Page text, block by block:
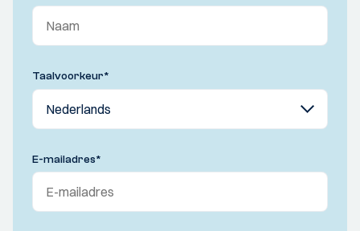
Taalvoorkeur*
E-mailadres*